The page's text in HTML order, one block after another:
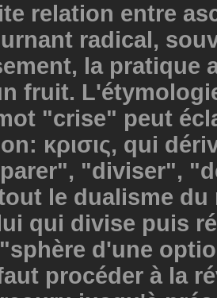
relation entre
radical,
la pratique
fruit.
"crise" peut
κρισις, qui
"diviser",
le dualisme du
qui divise puis
d'une
procéder à la